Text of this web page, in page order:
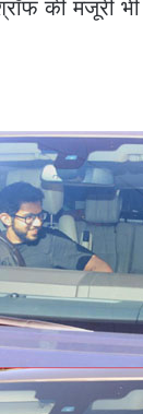
की मंजूरी